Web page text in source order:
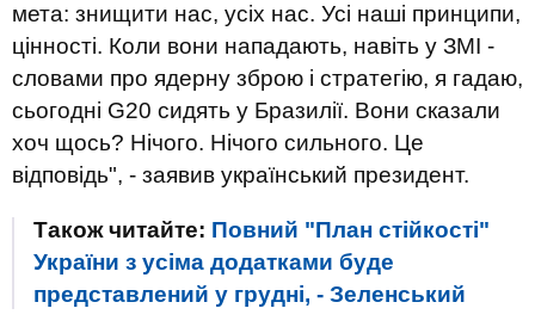
мета: знищити нас, усіх нас. Усі наші принципи,
цінності. Коли вони нападають, навіть у ЗМІ -
словами про ядерну зброю і стратегію, я гадаю,
сьогодні G20 сидять у Бразилії. Вони сказали
хоч щось? Нічого. Нічого сильного. Це
відповідь", - заявив український президент.
Також читайте: Повний "План стійкості"
України з усіма додатками буде
представлений у грудні, - Зеленський